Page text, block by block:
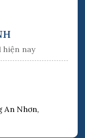
hiện nay
An Nhơn,